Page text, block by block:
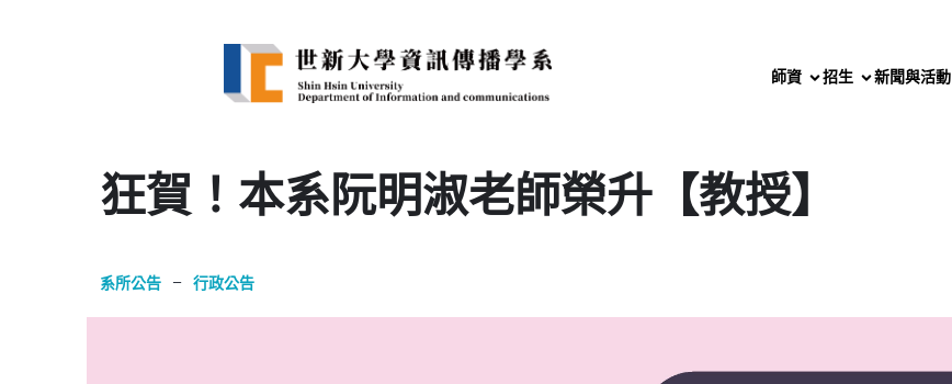
師資 招生 新聞與活動
狂賀！本系阮明淑老師榮升【教授】
系所公告 – 行政公告